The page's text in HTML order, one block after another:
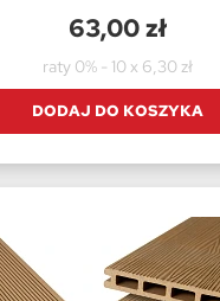
63,00 zł
raty 0% - 10 x 6,30 zł
DODAJ DO KOSZYKA